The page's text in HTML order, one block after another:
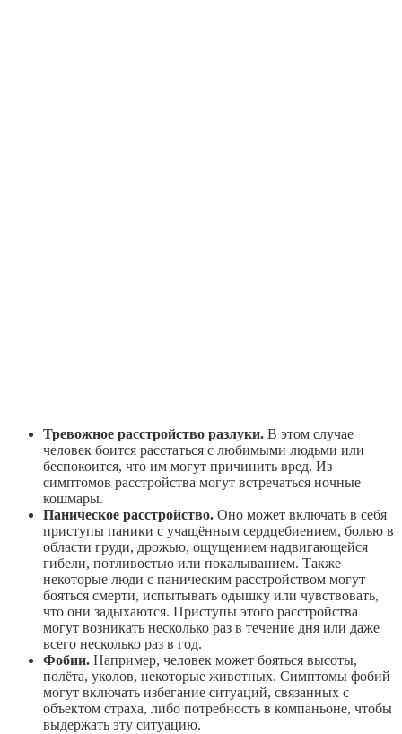
Тревожное расстройство разлуки. В этом случае
человек боится расстаться с любимыми людьми или
беспокоится, что им могут причинить вред. Из
симптомов расстройства могут встречаться ночные
кошмары.
Паническое расстройство. Оно может включать в себя
приступы паники с учащённым сердцебиением, болью в
области груди, дрожью, ощущением надвигающейся
гибели, потливостью или покалыванием. Также
некоторые люди с паническим расстройством могут
бояться смерти, испытывать одышку или чувствовать,
что они задыхаются. Приступы этого расстройства
могут возникать несколько раз в течение дня или даже
всего несколько раз в год.
Фобии. Например, человек может бояться высоты,
полёта, уколов, некоторые животных. Симптомы фобий
могут включать избегание ситуаций, связанных с
объектом страха, либо потребность в компаньоне, чтобы
выдержать эту ситуацию.